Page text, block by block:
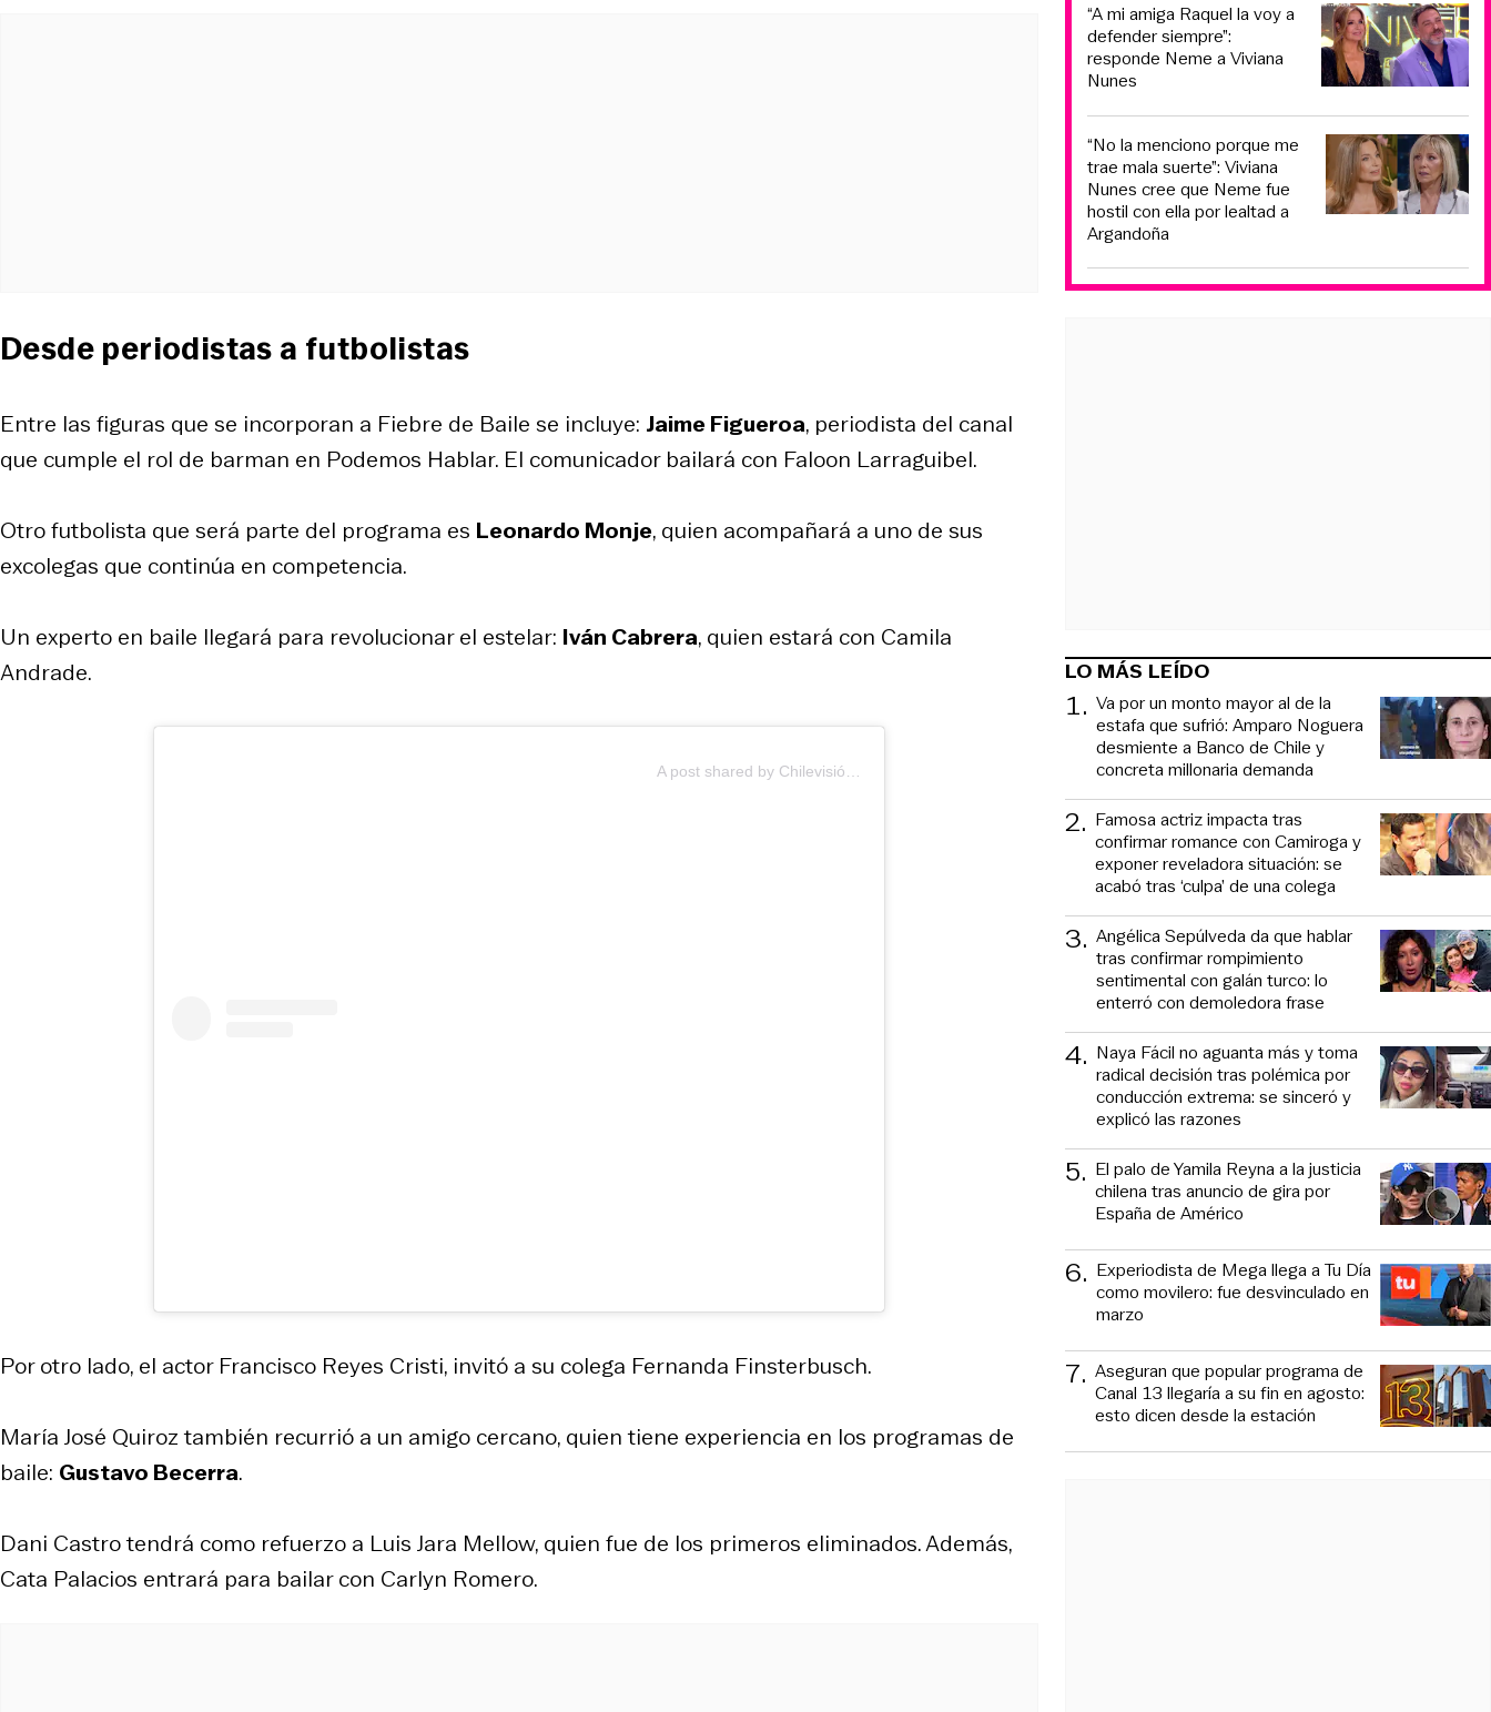
Desde periodistas a futbolistas
Entre las figuras que se incorporan a Fiebre de Baile se incluye: Jaime Figueroa, periodista del canal
que cumple el rol de barman en Podemos Hablar. El comunicador bailará con Faloon Larraguibel.
Otro futbolista que será parte del programa es Leonardo Monje, quien acompañará a uno de sus
excolegas que continúa en competencia.
Un experto en baile llegará para revolucionar el estelar: Iván Cabrera, quien estará con Camila
Andrade.
Por otro lado, el actor Francisco Reyes Cristi, invitó a su colega Fernanda Finsterbusch.
María José Quiroz también recurrió a un amigo cercano, quien tiene experiencia en los programas de
baile: Gustavo Becerra.
Dani Castro tendrá como refuerzo a Luis Jara Mellow, quien fue de los primeros eliminados. Además,
Cata Palacios entrará para bailar con Carlyn Romero.
“A mi amiga Raquel la voy a
defender siempre”:
responde Neme a Viviana
Nunes
“No la menciono porque me
trae mala suerte”: Viviana
Nunes cree que Neme fue
hostil con ella por lealtad a
Argandoña
LO MÁS LEÍDO
1. Va por un monto mayor al de la
estafa que sufrió: Amparo Noguera
desmiente a Banco de Chile y
concreta millonaria demanda
2. Famosa actriz impacta tras
confirmar romance con Camiroga y
exponer reveladora situación: se
acabó tras ‘culpa’ de una colega
3. Angélica Sepúlveda da que hablar
tras confirmar rompimiento
sentimental con galán turco: lo
enterró con demoledora frase
4. Naya Fácil no aguanta más y toma
radical decisión tras polémica por
conducción extrema: se sinceró y
explicó las razones
5. El palo de Yamila Reyna a la justicia
chilena tras anuncio de gira por
España de Américo
6. Experiodista de Mega llega a Tu Día
como movilero: fue desvinculado en
marzo
7. Aseguran que popular programa de
Canal 13 llegaría a su fin en agosto:
esto dicen desde la estación